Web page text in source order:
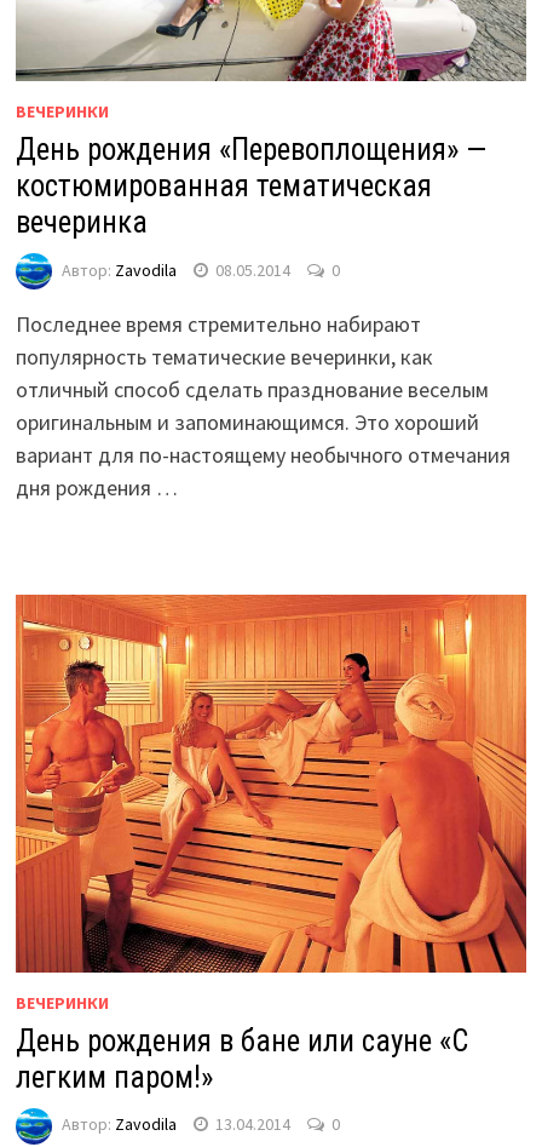
ВЕЧЕРИНКИ
День рождения «Перевоплощения» —
костюмированная тематическая
вечеринка
Автор: Zavodila 08.05.2014 0
Последнее время стремительно набирают
популярность тематические вечеринки, как
отличный способ сделать празднование веселым
оригинальным и запоминающимся. Это хороший
вариант для по-настоящему необычного отмечания
дня рождения …
ВЕЧЕРИНКИ
День рождения в бане или сауне «С
легким паром!»
Автор: Zavodila 13.04.2014 0